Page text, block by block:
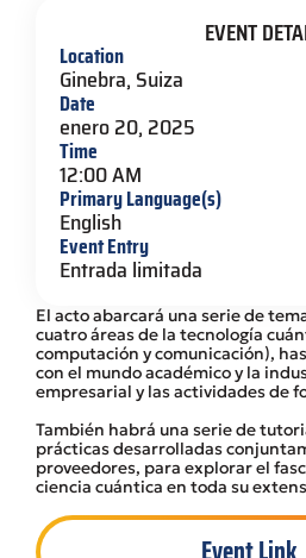
El acto abarcará una serie de
cuatro áreas de la tecnología
computación y comunicación),
con el mundo académico y la
empresarial y las actividades de
También habrá una serie de
prácticas desarrolladas
proveedores, para explorar el
ciencia cuántica en toda su
EVENT
Location
Ginebra, Suiza
Date
enero 20, 2025
Time
12:00 AM
Primary Language(s)
English
Event Entry
Entrada limitada